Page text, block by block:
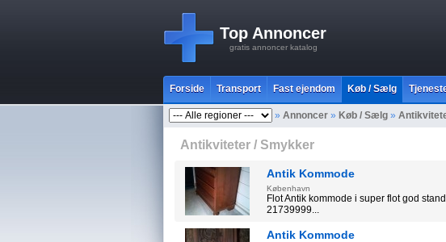
Top Annoncer
gratis annoncer katalog
Forside Transport Fast ejendom Køb / Sælg
» Annoncer » Køb / Sælg »
Antikviteter / Smykker
Antik Kommode
København
Flot Antik kommode i super flot god
21739999...
Antik Kommode